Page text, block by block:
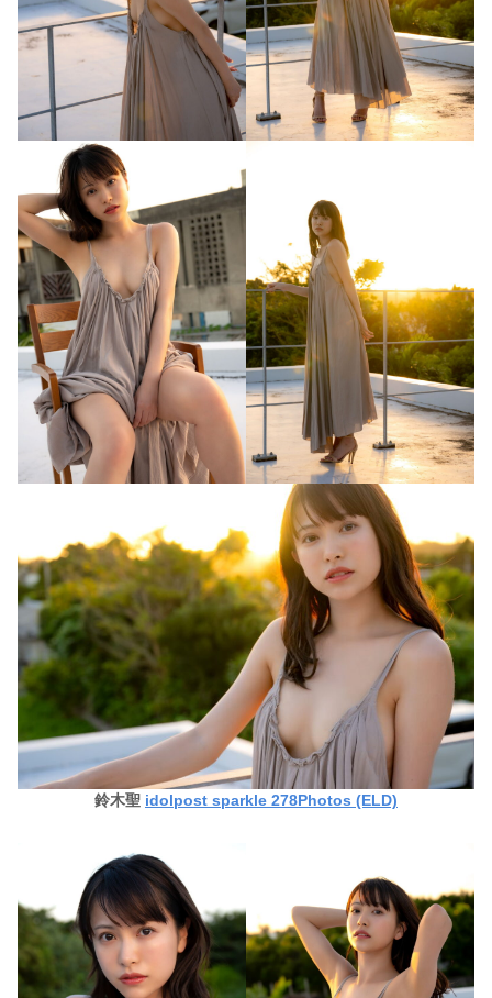
鈴木聖 idolpost sparkle 278Photos (ELD)